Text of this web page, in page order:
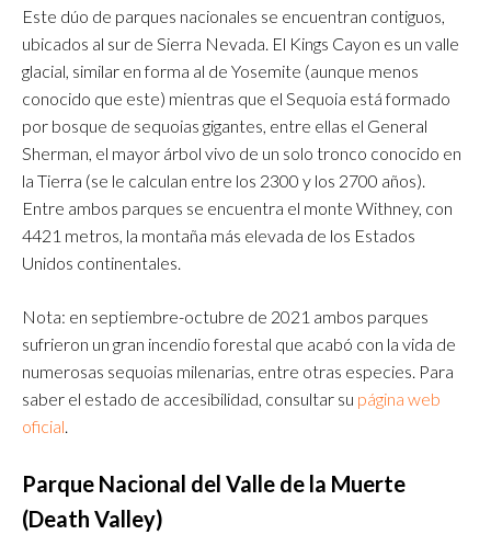
Este dúo de parques nacionales se encuentran contiguos,
ubicados al sur de Sierra Nevada. El Kings Cayon es un valle
glacial, similar en forma al de Yosemite (aunque menos
conocido que este) mientras que el Sequoia está formado
por bosque de sequoias gigantes, entre ellas el General
Sherman, el mayor árbol vivo de un solo tronco conocido en
la Tierra (se le calculan entre los 2300 y los 2700 años).
Entre ambos parques se encuentra el monte Withney, con
4421 metros, la montaña más elevada de los Estados
Unidos continentales.
Nota: en septiembre-octubre de 2021 ambos parques
sufrieron un gran incendio forestal que acabó con la vida de
numerosas sequoias milenarias, entre otras especies. Para
saber el estado de accesibilidad, consultar su página web
oficial
Parque Nacional del Valle de la Muerte
(Death Valley)